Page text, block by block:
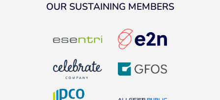
OUR SUSTAINING MEMBERS